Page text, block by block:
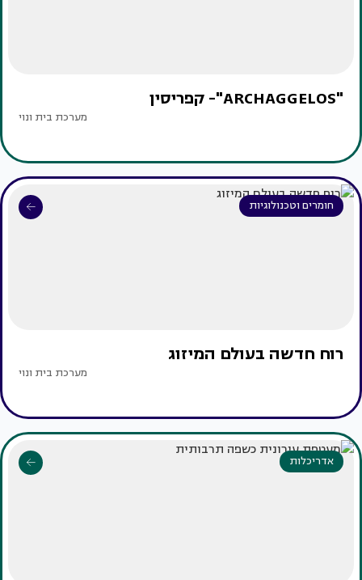
"ARCHAGGELOS"- קפריסין
מערכת בית ונוי
חומרים וטכנולוגיות
רוח חדשה בעולם המיזוג
מערכת בית ונוי
אדריכלות